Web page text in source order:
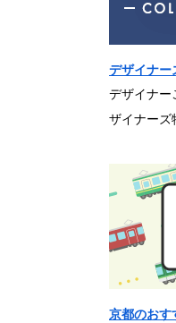
デザイナー
デザイナー
ザイナーズ
京都のおす